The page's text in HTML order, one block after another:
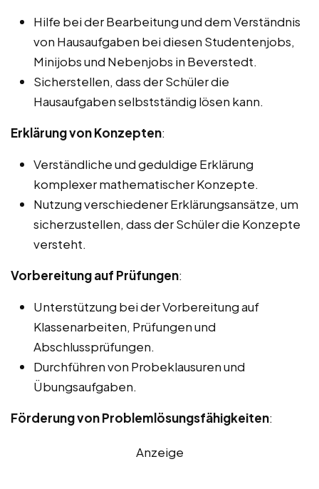
Hilfe bei der Bearbeitung und dem Verständnis
von Hausaufgaben bei diesen Studentenjobs,
Minijobs und Nebenjobs in Beverstedt.
Sicherstellen, dass der Schüler die
Hausaufgaben selbstständig lösen kann.
Erklärung von Konzepten:
Verständliche und geduldige Erklärung
komplexer mathematischer Konzepte.
Nutzung verschiedener Erklärungsansätze, um
sicherzustellen, dass der Schüler die Konzepte
versteht.
Vorbereitung auf Prüfungen:
Unterstützung bei der Vorbereitung auf
Klassenarbeiten, Prüfungen und
Abschlussprüfungen.
Durchführen von Probeklausuren und
Übungsaufgaben.
Förderung von Problemlösungsfähigkeiten:
Anzeige